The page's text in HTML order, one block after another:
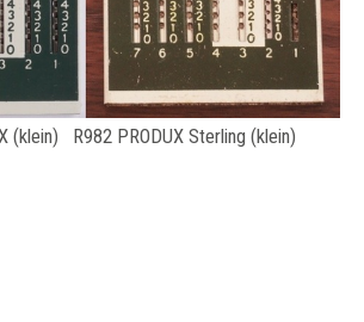
(klein) R982 PRODUX Sterling (klein)